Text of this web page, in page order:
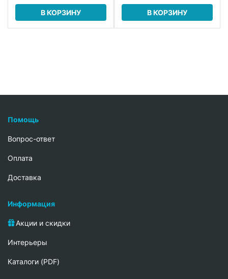
В КОРЗИНУ В КОРЗИНУ
Помощь
Вопрос-ответ
Oплата
Доставка
Информация
Акции и скидки
Интерьеры
Каталоги (PDF)